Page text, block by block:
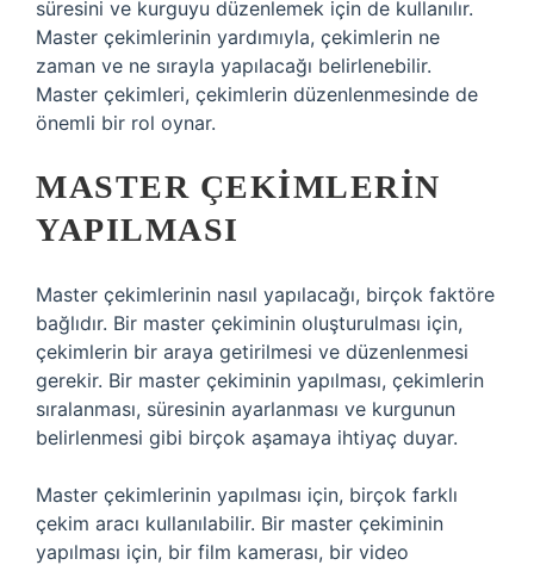
süresini ve kurguyu düzenlemek için de kullanılır.
Master çekimlerinin yardımıyla, çekimlerin ne
zaman ve ne sırayla yapılacağı belirlenebilir.
Master çekimleri, çekimlerin düzenlenmesinde de
önemli bir rol oynar.
MASTER ÇEKIMLERIN
YAPILMASI
Master çekimlerinin nasıl yapılacağı, birçok faktöre
bağlıdır. Bir master çekiminin oluşturulması için,
çekimlerin bir araya getirilmesi ve düzenlenmesi
gerekir. Bir master çekiminin yapılması, çekimlerin
sıralanması, süresinin ayarlanması ve kurgunun
belirlenmesi gibi birçok aşamaya ihtiyaç duyar.
Master çekimlerinin yapılması için, birçok farklı
çekim aracı kullanılabilir. Bir master çekiminin
yapılması için, bir film kamerası, bir video